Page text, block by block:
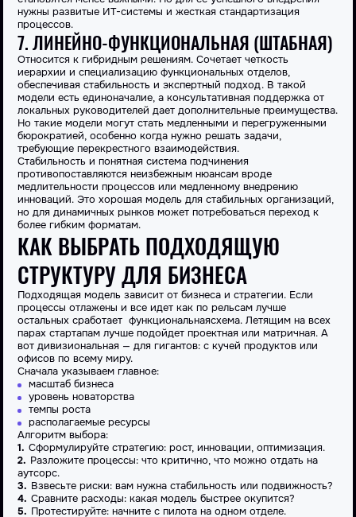
нужны развитые ИТ-системы и жесткая стандартизация
процессов.
7. ЛИНЕЙНО-ФУНКЦИОНАЛЬНАЯ (ШТАБНАЯ)
Относится к гибридным решениям. Сочетает четкость
иерархии и специализацию функциональных отделов,
обеспечивая стабильность и экспертный подход. В такой
модели есть единоначалие, а консультативная поддержка от
локальных руководителей дает дополнительные преимущества.
Но такие модели могут стать медленными и перегруженными
бюрократией, особенно когда нужно решать задачи,
требующие перекрестного взаимодействия.
Стабильность и понятная система подчинения
противопоставляются неизбежным нюансам вроде
медлительности процессов или медленному внедрению
инноваций. Это хорошая модель для стабильных организаций,
но для динамичных рынков может потребоваться переход к
более гибким форматам.
КАК ВЫБРАТЬ ПОДХОДЯЩУЮ
СТРУКТУРУ ДЛЯ БИЗНЕСА
Подходящая модель зависит от бизнеса и стратегии. Если
процессы отлажены и все идет как по рельсам лучше
остальных сработает функциональнаясхема. Летящим на всех
парах стартапам лучше подойдет проектная или матричная. А
вот дивизиональная — для гигантов: с кучей продуктов или
офисов по всему миру.
Сначала указываем главное:
масштаб бизнеса
уровень новаторства
темпы роста
располагаемые ресурсы
Алгоритм выбора:
Сформулируйте стратегию: рост, инновации, оптимизация.
Разложите процессы: что критично, что можно отдать на
аутсорс.
Взвесьте риски: вам нужна стабильность или подвижность?
Сравните расходы: какая модель быстрее окупится?
Протестируйте: начните с пилота на одном отделе.